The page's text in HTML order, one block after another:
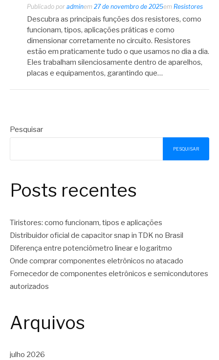
Publicado por adminem 27 de novembro de 2025em Resistores
Descubra as principais funções dos resistores, como
funcionam, tipos, aplicações práticas e como
dimensionar corretamente no circuito. Resistores
estão em praticamente tudo o que usamos no dia a dia.
Eles trabalham silenciosamente dentro de aparelhos,
placas e equipamentos, garantindo que…
Pesquisar
PESQUISAR
Posts recentes
Tiristores: como funcionam, tipos e aplicações
Distribuidor oficial de capacitor snap in TDK no Brasil
Diferença entre potenciômetro linear e logaritmo
Onde comprar componentes eletrônicos no atacado
Fornecedor de componentes eletrônicos e semicondutores
autorizados
Arquivos
julho 2026